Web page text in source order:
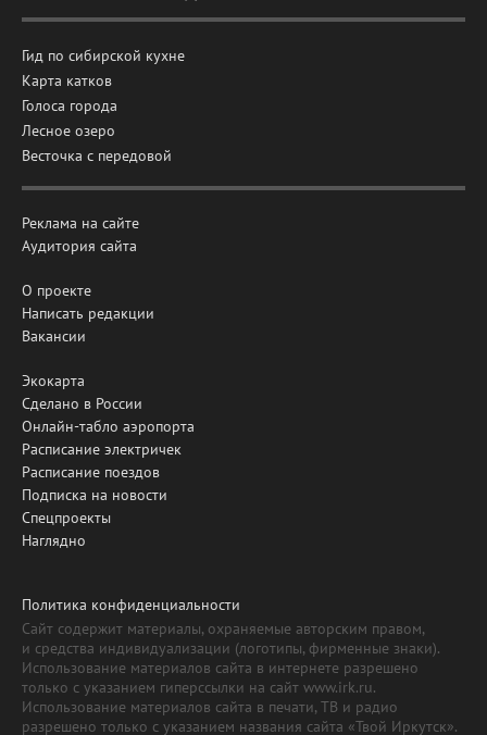
Гид по сибирской кухне
Карта катков
Голоса города
Лесное озеро
Весточка с передовой
Реклама на сайте
Аудитория сайта
О проекте
Написать редакции
Вакансии
Экокарта
Сделано в России
Онлайн-табло аэропорта
Расписание электричек
Расписание поездов
Подписка на новости
Спецпроекты
Наглядно
Политика конфиденциальности
Сайт содержит материалы, охраняемые авторским правом,
и средства индивидуализации (логотипы, фирменные знаки).
Использование материалов сайта в интернете разрешено
только с указанием гиперссылки на сайт www.irk.ru.
Использование материалов сайта в печати, ТВ и радио
разрешено только с указанием названия сайта «Твой Иркутск».